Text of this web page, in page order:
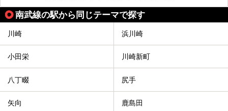
南武線の駅から同じテーマで探す
川崎 浜川崎
小田栄 川崎新町
八丁畷 尻手
矢向 鹿島田